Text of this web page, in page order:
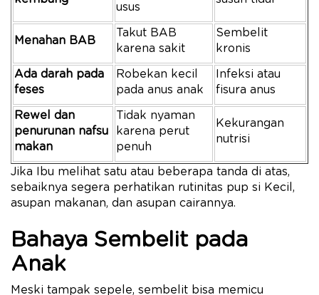
usus
Menahan BAB
Takut BAB
karena sakit
Sembelit
kronis
Ada darah pada
feses
Robekan kecil
pada anus anak
Infeksi atau
fisura anus
Rewel dan
penurunan nafsu
makan
Tidak nyaman
karena perut
penuh
Kekurangan
nutrisi
Jika Ibu melihat satu atau beberapa tanda di atas,
sebaiknya segera perhatikan rutinitas pup si Kecil,
asupan makanan, dan asupan cairannya.
Bahaya Sembelit pada
Anak
Meski tampak sepele, sembelit bisa memicu